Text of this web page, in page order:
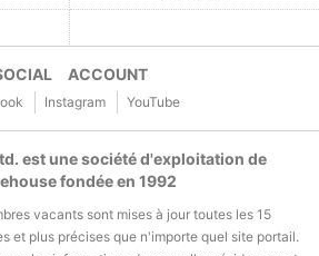
ACCOUNT
Instagram YouTube
est une société d'exploitation de
fondée en 1992
vacants sont mises à jour toutes les 15
et plus précises que n'importe quel site portail.